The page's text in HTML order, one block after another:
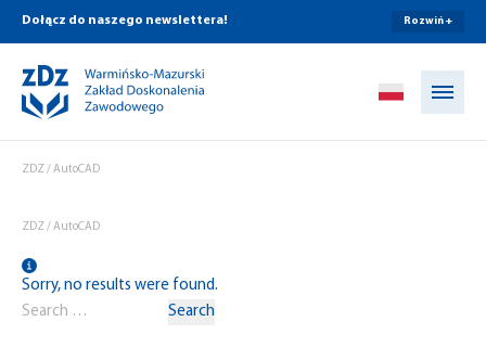
Dołącz do naszego newslettera! Rozwiń +
ZDZ/ AutoCAD
ZDZ/ AutoCAD
Sorry, no results were found.
Search for:
Search